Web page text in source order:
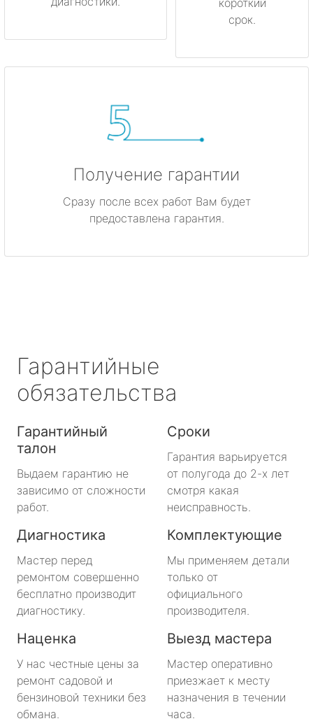
короткий
срок.
Получение гарантии
Сразу после всех работ Вам будет
предоставлена гарантия.
Гарантийные
обязательства
Гарантийный
талон
Выдаем гарантию не
зависимо от сложности
работ.
Сроки
Гарантия варьируется
от полугода до 2-х лет
смотря какая
неисправность.
Диагностика
Мастер перед
ремонтом совершенно
бесплатно производит
диагностику.
Комплектующие
Мы применяем детали
только от
официального
производителя.
Наценка
У нас честные цены за
ремонт садовой и
бензиновой техники без
обмана.
Выезд мастера
Мастер оперативно
приезжает к месту
назначения в течении
часа.